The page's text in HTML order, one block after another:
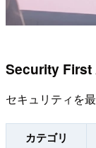
Security
セキュリティを
カテゴリ